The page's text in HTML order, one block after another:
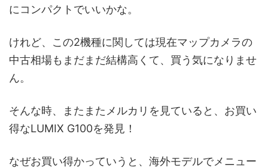
にコンパクトでいいかな。
けれど、この2機種に関しては現在マップカメラの
中古相場もまだまだ結構高くて、買う気になりませ
ん。
そんな時、またまたメルカリを見ていると、お買い
得なLUMIX G100を発見！
なぜお買い得かっていうと、海外モデルでメニュー